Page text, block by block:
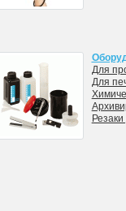
Для
Для